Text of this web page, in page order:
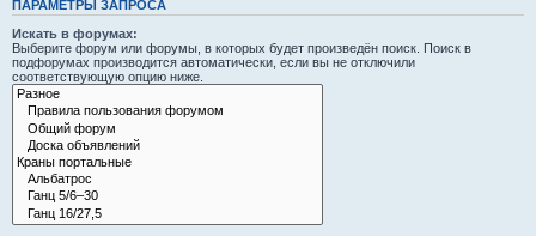
ПАРАМЕТРЫ ЗАПРОСА
Искать в форумах:
Выберите форум или форумы, в которых будет произведён поиск. Поиск в
подфорумах производится автоматически, если вы не отключили
соответствующую опцию ниже.